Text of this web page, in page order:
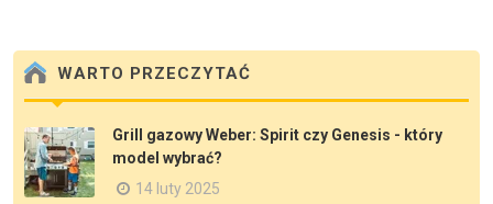
WARTO PRZECZYTAĆ
Grill gazowy Weber: Spirit czy Genesis - który
model wybrać?
14 luty 2025